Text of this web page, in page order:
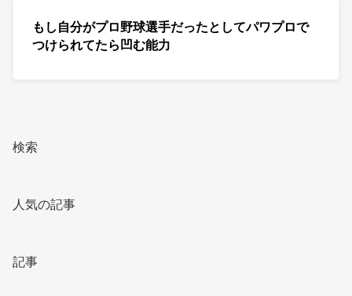
もし自分がプロ野球選手だったとしてパワプロで
つけられてたら凹む能力
検索
人気の記事
記事